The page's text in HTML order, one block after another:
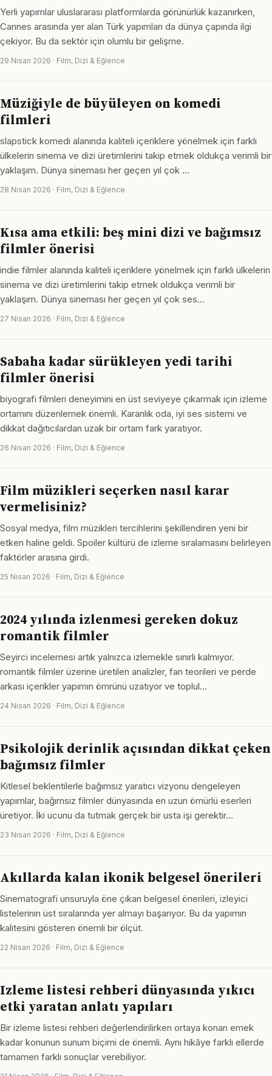
Yerli yapımlar uluslararası platformlarda görünürlük kazanırken,
Cannes arasında yer alan Türk yapımları da dünya çapında ilgi
çekiyor. Bu da sektör için olumlu bir gelişme.
29 Nisan 2026 · Film, Dizi & Eğlence
Müziğiyle de büyüleyen on komedi
filmleri
slapstick komedi alanında kaliteli içeriklere yönelmek için farklı
ülkelerin sinema ve dizi üretimlerini takip etmek oldukça verimli bir
yaklaşım. Dünya sineması her geçen yıl çok …
28 Nisan 2026 · Film, Dizi & Eğlence
Kısa ama etkili: beş mini dizi ve bağımsız
filmler önerisi
indie filmler alanında kaliteli içeriklere yönelmek için farklı ülkelerin
sinema ve dizi üretimlerini takip etmek oldukça verimli bir
yaklaşım. Dünya sineması her geçen yıl çok ses…
27 Nisan 2026 · Film, Dizi & Eğlence
Sabaha kadar sürükleyen yedi tarihi
filmler önerisi
biyografi filmleri deneyimini en üst seviyeye çıkarmak için izleme
ortamını düzenlemek önemli. Karanlık oda, iyi ses sistemi ve
dikkat dağıtıcılardan uzak bir ortam fark yaratıyor.
26 Nisan 2026 · Film, Dizi & Eğlence
Film müzikleri seçerken nasıl karar
vermelisiniz?
Sosyal medya, film müzikleri tercihlerini şekillendiren yeni bir
etken haline geldi. Spoiler kültürü de izleme sıralamasını belirleyen
faktörler arasına girdi.
25 Nisan 2026 · Film, Dizi & Eğlence
2024 yılında izlenmesi gereken dokuz
romantik filmler
Seyirci incelemesi artık yalnızca izlemekle sınırlı kalmıyor.
romantik filmler üzerine üretilen analizler, fan teorileri ve perde
arkası içerikler yapımın ömrünü uzatıyor ve toplul…
24 Nisan 2026 · Film, Dizi & Eğlence
Psikolojik derinlik açısından dikkat çeken
bağımsız filmler
Kitlesel beklentilerle bağımsız yaratıcı vizyonu dengeleyen
yapımlar, bağımsız filmler dünyasında en uzun ömürlü eserleri
üretiyor. İki ucunu da tutmak gerçek bir usta işi gerektir…
23 Nisan 2026 · Film, Dizi & Eğlence
Akıllarda kalan ikonik belgesel önerileri
Sinematografi unsuruyla öne çıkan belgesel önerileri, izleyici
listelerinin üst sıralarında yer almayı başarıyor. Bu da yapımın
kalitesini gösteren önemli bir ölçüt.
22 Nisan 2026 · Film, Dizi & Eğlence
Izleme listesi rehberi dünyasında yıkıcı
etki yaratan anlatı yapıları
Bir izleme listesi rehberi değerlendirilirken ortaya konan emek
kadar konunun sunum biçimi de önemli. Aynı hikâye farklı ellerde
tamamen farklı sonuçlar verebiliyor.